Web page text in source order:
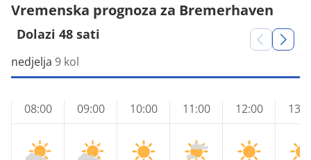
Vremenska prognoza za Bremerhaven
Dolazi 48 sati
nedjelja 9 kol
08:00 09:00 10:00 11:00 12:00